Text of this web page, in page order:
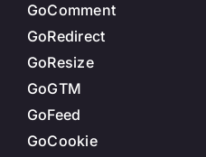
GoComment
GoRedirect
GoResize
GoGTM
GoFeed
GoCookie